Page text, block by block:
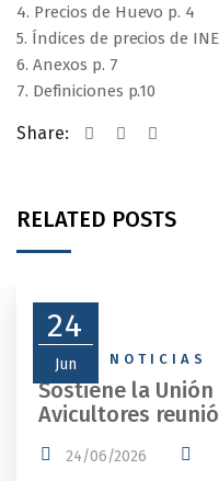
4. Precios de Huevo p. 4
5. Índices de precios de
6. Anexos p. 7
7. Definiciones p.10
Share:
RELATED POSTS
24
Jun
NEWS NOTICIAS
Sostiene la
Avicultores
24/06/2026